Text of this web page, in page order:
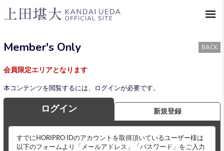
Member's Only BACK
会員限定エリアとなります
本コンテンツを閲覧するには、ログインが必要です。
ログイン 新規登録
すでにHORIPRO IDのアカウントを取得頂いているユーザー様は
以下のフォームより「メールアドレス」「パスワード」をご入力